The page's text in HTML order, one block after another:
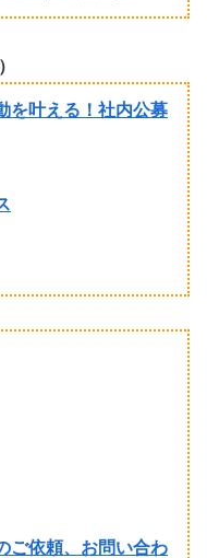
を叶える！社内公募
ご依頼、お問い合わ